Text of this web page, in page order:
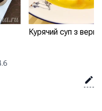
Курячий суп з